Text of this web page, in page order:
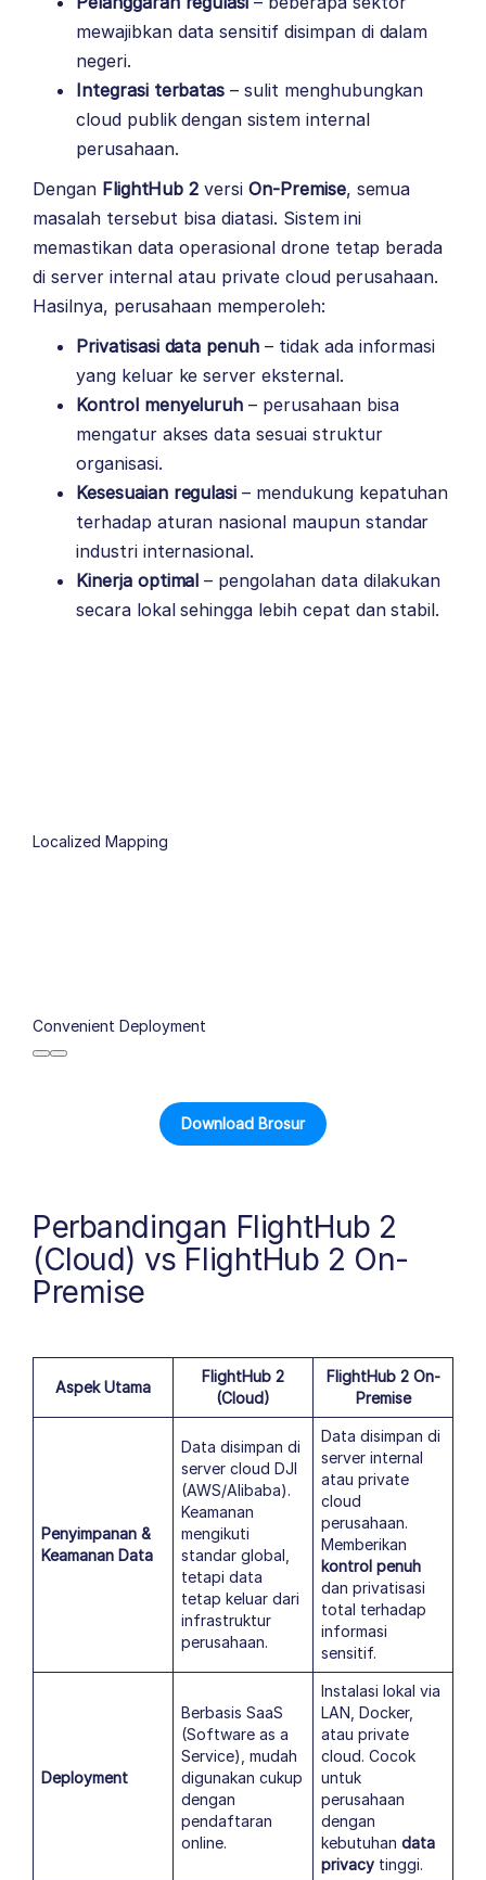
mewajibkan data sensitif disimpan di dalam
negeri.
Integrasi terbatas – sulit menghubungkan
cloud publik dengan sistem internal
perusahaan.
Dengan FlightHub 2versiOn-Premise, semua
masalah tersebut bisa diatasi. Sistem ini
memastikan data operasional drone tetap berada
di server internal atau private cloud perusahaan.
Hasilnya, perusahaan memperoleh:
Privatisasi data penuh – tidak ada informasi
yang keluar ke server eksternal.
Kontrol menyeluruh – perusahaan bisa
mengatur akses data sesuai struktur
organisasi.
Kesesuaian regulasi – mendukung kepatuhan
terhadap aturan nasional maupun standar
industri internasional.
Kinerja optimal – pengolahan data dilakukan
secara lokal sehingga lebih cepat dan stabil.
Localized Mapping
Convenient Deployment
Download Brosur
Perbandingan FlightHub 2
(Cloud) vs FlightHub 2 On-
Premise
Aspek Utama
FlightHub 2
(Cloud)
FlightHub 2 On-
Premise
Penyimpanan &
Keamanan Data
Data disimpan di
server cloud DJI
(AWS/Alibaba).
Keamanan
mengikuti
standar global,
tetapi data
tetap keluar dari
infrastruktur
perusahaan.
Data disimpan di
server internal
atau private
cloud
perusahaan.
Memberikan
kontrol penuh
dan privatisasi
total terhadap
informasi
sensitif.
Deployment
Berbasis SaaS
(Software as a
Service), mudah
digunakan cukup
dengan
pendaftaran
online.
Instalasi lokal via
LAN, Docker,
atau private
cloud. Cocok
untuk
perusahaan
dengan
kebutuhan data
privacy tinggi.